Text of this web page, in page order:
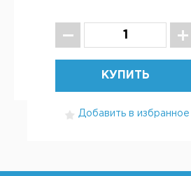
КУПИТЬ
Добавить в избранное